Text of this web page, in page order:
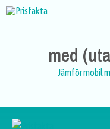
med
Jämför mobil